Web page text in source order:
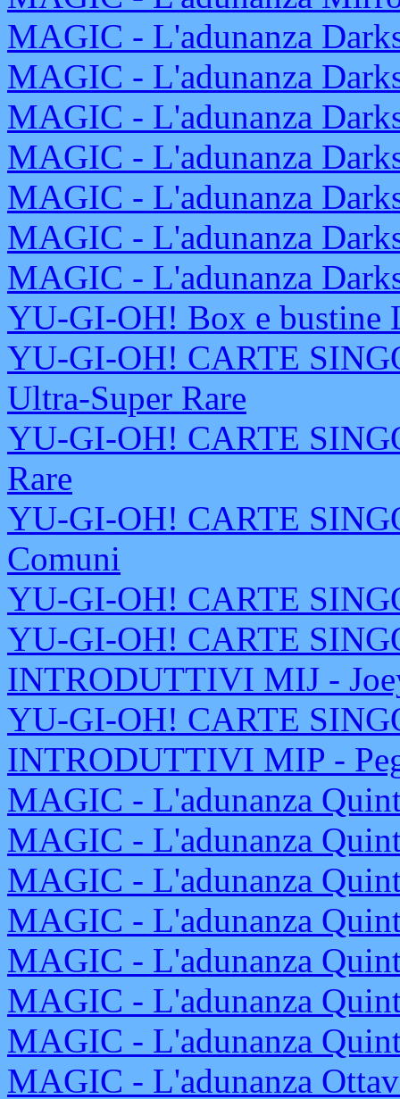
MAGIC - L'adunanza
MAGIC - L'adunanza
MAGIC - L'adunanza
MAGIC - L'adunanza
MAGIC - L'adunanza
MAGIC - L'adunanza
MAGIC - L'adunanza
YU-GI-OH! Box e bustine
YU-GI-OH! CARTE
Ultra-Super Rare
YU-GI-OH! CARTE
Rare
YU-GI-OH! CARTE
Comuni
YU-GI-OH! CARTE
YU-GI-OH! CARTE
INTRODUTTIVI MIJ -
YU-GI-OH! CARTE
INTRODUTTIVI MIP -
MAGIC - L'adunanza
MAGIC - L'adunanza
MAGIC - L'adunanza
MAGIC - L'adunanza
MAGIC - L'adunanza
MAGIC - L'adunanza
MAGIC - L'adunanza
MAGIC - L'adunanza